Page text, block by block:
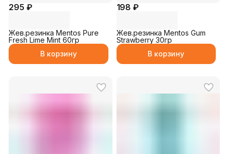
295 ₽
Жев.резинка Mentos Pure
Fresh Lime Mint 60гр
В корзину
198 ₽
Жев.резинка Mentos Gum
Strawberry 30гр
В корзину